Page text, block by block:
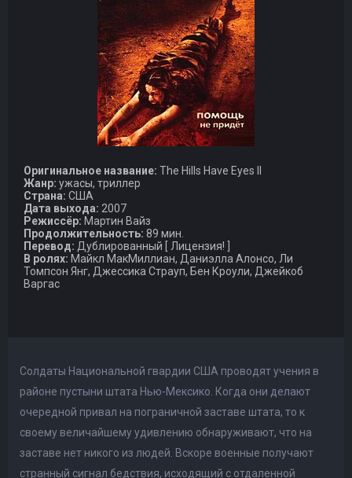
Оригинальное название: The Hills Have Eyes II
Жанр: ужасы, триллер
Страна: США
Дата выхода: 2007
Режиссёр: Мартин Вайз
Продолжительность: 89 мин.
Перевод: Дублированный [ Лицензия! ]
В ролях: Майкл МакМиллиан, Даниэлла Алонсо, Ли
Томпсон Янг, Джессика Страуп, Бен Кроули, Джейкоб
Варгас
Солдаты Национальной гвардии США проводят учения в
районе пустыни штата Нью-Мексико. Когда они делают
очередной привал на пограничной заставе штата, то к
своему величайшему удивлению обнаруживают, что на
заставе нет никого из людей. Вскоре военные получают
странный сигнал бедствия, исходящий с отдаленной